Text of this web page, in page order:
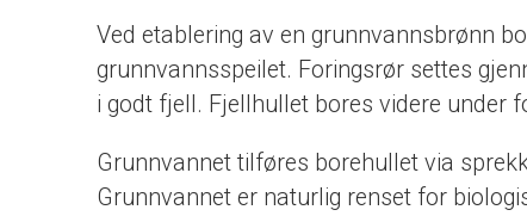
Ved etablering av en grunnvannsbrønn
grunnvannsspeilet. Foringsrør settes
i godt fjell. Fjellhullet bores videre under
Grunnvannet tilføres borehullet via
Grunnvannet er naturlig renset for